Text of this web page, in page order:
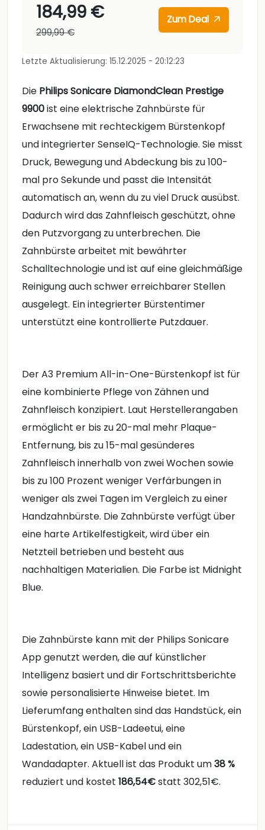
184,99 €
299,99 €
Zum Deal
Letzte Aktualisierung: 15.12.2025 - 20:12:23
Die Philips Sonicare DiamondClean Prestige
9900ist eine elektrische Zahnbürste für
Erwachsene mit rechteckigem Bürstenkopf
und integrierter SenseIQ-Technologie. Sie misst
Druck, Bewegung und Abdeckung bis zu 100-
mal pro Sekunde und passt die Intensität
automatisch an, wenn du zu viel Druck ausübst.
Dadurch wird das Zahnfleisch geschützt, ohne
den Putzvorgang zu unterbrechen. Die
Zahnbürste arbeitet mit bewährter
Schalltechnologie und ist auf eine gleichmäßige
Reinigung auch schwer erreichbarer Stellen
ausgelegt. Ein integrierter Bürstentimer
unterstützt eine kontrollierte Putzdauer.
Der A3 Premium All-in-One-Bürstenkopf ist für
eine kombinierte Pflege von Zähnen und
Zahnfleisch konzipiert. Laut Herstellerangaben
ermöglicht er bis zu 20-mal mehr Plaque-
Entfernung, bis zu 15-mal gesünderes
Zahnfleisch innerhalb von zwei Wochen sowie
bis zu 100 Prozent weniger Verfärbungen in
weniger als zwei Tagen im Vergleich zu einer
Handzahnbürste. Die Zahnbürste verfügt über
eine harte Artikelfestigkeit, wird über ein
Netzteil betrieben und besteht aus
nachhaltigen Materialien. Die Farbe ist Midnight
Blue.
Die Zahnbürste kann mit der Philips Sonicare
App genutzt werden, die auf künstlicher
Intelligenz basiert und dir Fortschrittsberichte
sowie personalisierte Hinweise bietet. Im
Lieferumfang enthalten sind das Handstück, ein
Bürstenkopf, ein USB-Ladeetui, eine
Ladestation, ein USB-Kabel und ein
Wandadapter. Aktuell ist das Produkt um38 %
reduziert und kostet 186,54€statt 302,51€.